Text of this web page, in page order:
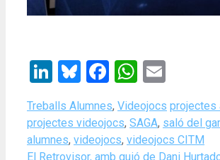
LinkedIn
Bluesky
Facebook
Categories
Treballs Alumnes, Videojocs Tags
projectes
projectes videojocs, SAGA, saló del
alumnes, videojocs, videojocs CITM
El Retrovisor, amb guió de Dani